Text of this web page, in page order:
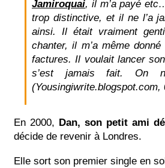
Jamiroquai, il m’a payé
trop distinctive, et il ne l’a
ainsi. Il était vraiment
chanter, il m’a même
factures. Il voulait lancer
s’est jamais fait. On
(Yousingiwrite.blogspot.com,
En 2000, Dan, son petit ami
décide de revenir à Londres.
Elle sort son premier single en